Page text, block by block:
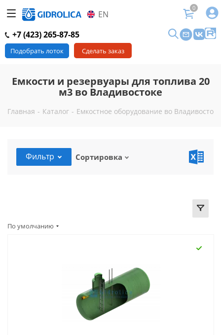
EN
0
+7 (423) 265-87-85
Подобрать лоток Сделать заказ
Емкости и резервуары для топлива 20
м3 во Владивостоке
Главная - Каталог - Емкостное оборудование во Владивостоке
Фильтр Сортировка
По умолчанию